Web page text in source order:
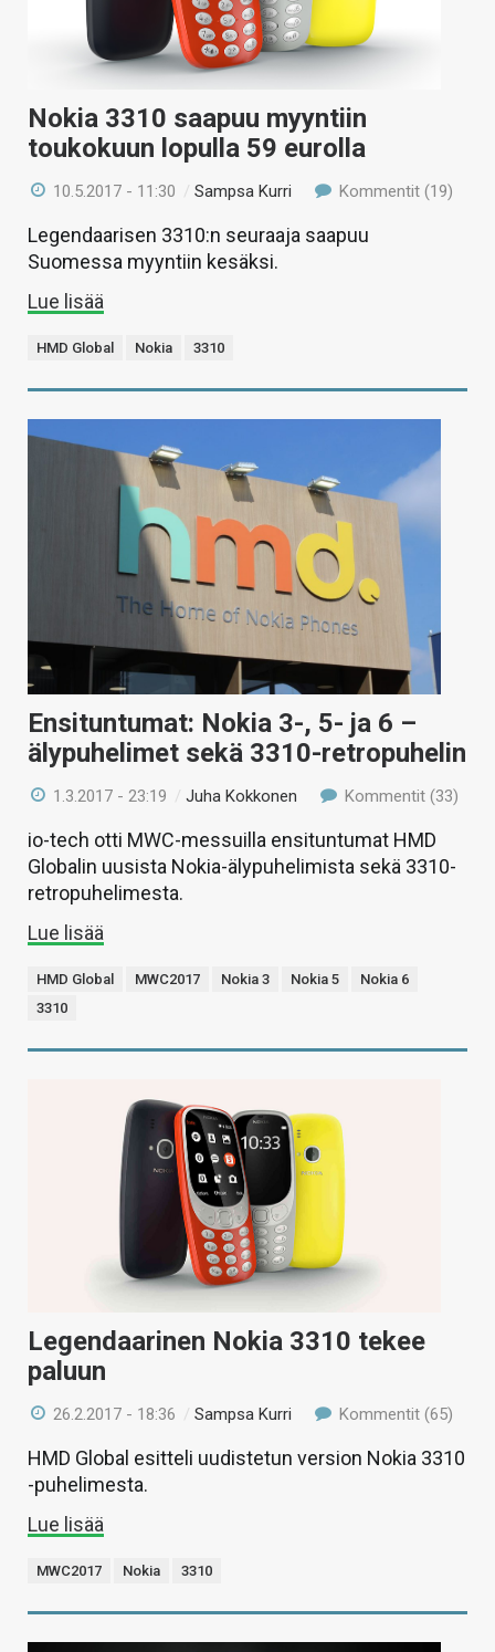
Nokia 3310 saapuu myyntiin
toukokuun lopulla 59 eurolla
10.5.2017 - 11:30 /Sampsa Kurri Kommentit (19)
Legendaarisen 3310:n seuraaja saapuu
Suomessa myyntiin kesäksi.
Lue lisää
HMD Global Nokia 3310
Ensituntumat: Nokia 3-, 5- ja 6 –
älypuhelimet sekä 3310-retropuhelin
1.3.2017 - 23:19 /Juha Kokkonen Kommentit (33)
io-tech otti MWC-messuilla ensituntumat HMD
Globalin uusista Nokia-älypuhelimista sekä 3310-
retropuhelimesta.
Lue lisää
HMD Global MWC2017 Nokia 3 Nokia 5
Nokia 6
3310
Legendaarinen Nokia 3310 tekee
paluun
26.2.2017 - 18:36 /Sampsa Kurri Kommentit (65)
HMD Global esitteli uudistetun version Nokia 3310
-puhelimesta.
Lue lisää
MWC2017 Nokia 3310